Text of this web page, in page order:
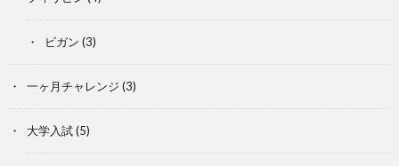
ビガン (3)
一ヶ月チャレンジ (3)
大学入試(5)